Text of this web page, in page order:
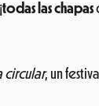
todas las chapas
circular, un